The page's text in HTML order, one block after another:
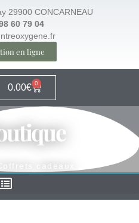
29900 CONCARNEAU
60 79 04
en ligne
0.00€ 0
cadeaux